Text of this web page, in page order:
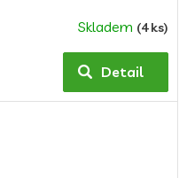
Skladem (4 ks)
Detail